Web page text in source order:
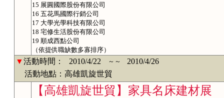
15 展圓國際股份有限公司
16 五花馬國際行銷公司
17 大學光學科技有限公司
18 宅修生活股份有限公司
19 順成西點公司
（依提供職缺數多寡排序）
▼活動時間： 2010/4/22 ～～
2010/4/26
活動地點：高雄凱旋世貿
【高雄凱旋世貿】家具名床建材展